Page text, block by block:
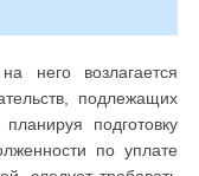
него возлагается
подлежащих
подготовку
по уплате